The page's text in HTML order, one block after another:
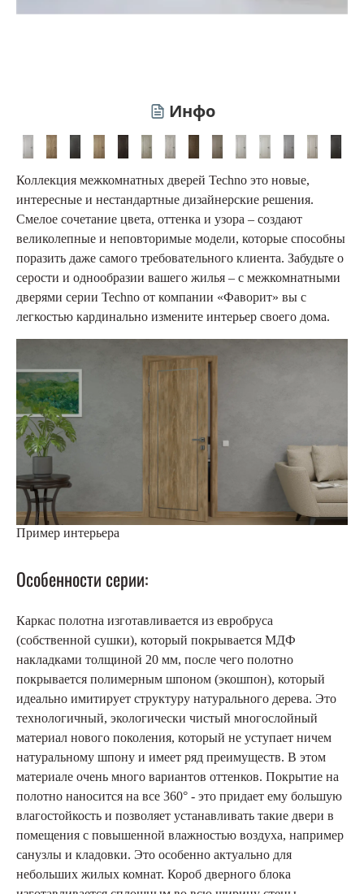
Инфо
Коллекция межкомнатных дверей Techno это новые,
интересные и нестандартные дизайнерские решения.
Смелое сочетание цвета, оттенка и узора – создают
великолепные и неповторимые модели, которые способны
поразить даже самого требовательного клиента. Забудьте о
серости и однообразии вашего жилья – с межкомнатными
дверями серии Techno от компании «Фаворит» вы с
легкостью кардинально измените интерьер своего дома.
Пример интерьера
Особенности серии:
Каркас полотна изготавливается из евробруса
(собственной сушки), который покрывается МДФ
накладками толщиной 20 мм, после чего полотно
покрывается полимерным шпоном (экошпон), который
идеально имитирует структуру натурального дерева. Это
технологичный, экологически чистый многослойный
материал нового поколения, который не уступает ничем
натуральному шпону и имеет ряд преимуществ. В этом
материале очень много вариантов оттенков. Покрытие на
полотно наносится на все 360° - это придает ему большую
влагостойкость и позволяет устанавливать такие двери в
помещения с повышенной влажностью воздуха, например
санузлы и кладовки. Это особенно актуально для
небольших жилых комнат. Короб дверного блока